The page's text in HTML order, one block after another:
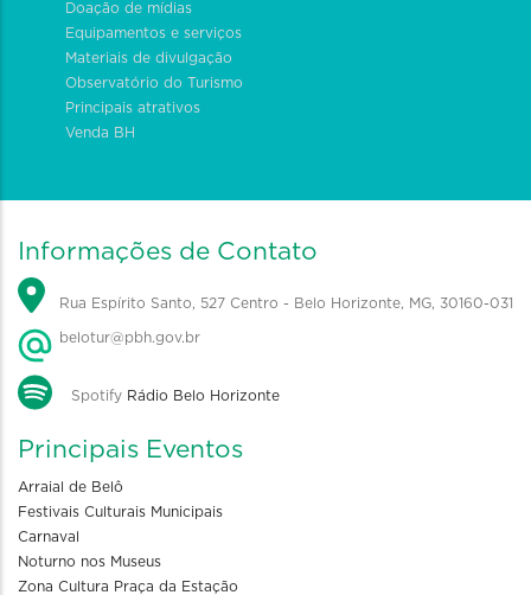
Doação de mídias
Equipamentos e serviços
Materiais de divulgação
Observatório do Turismo
Principais atrativos
Venda BH
Informações de Contato
Rua Espírito Santo, 527 Centro - Belo Horizonte, MG, 30160-031
belotur@pbh.gov.br
Spotify Rádio Belo Horizonte
Principais Eventos
Arraial de Belô
Festivais Culturais Municipais
Carnaval
Noturno nos Museus
Zona Cultura Praça da Estação